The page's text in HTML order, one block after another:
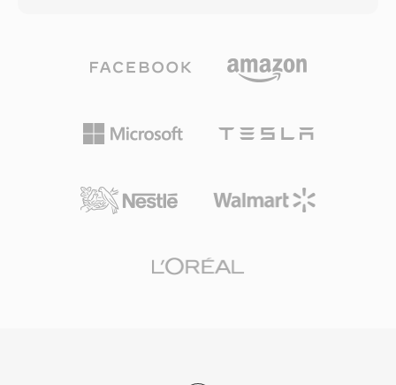
wieloplatformowe korzenie systemu PARIS na
Mac i PC. Po przejueciu Ensoniq przez E-mu
DAW PARIS zostal wycofany, ale pliki PAF
zarchiwizowanymi projektami w tym formacie.
Narzedzia takie jak SoX i libsndfile moga
zapewniajac dlugoterminowa dostepnosc.
konsekwentnie wykazuja, ze Vorbis zapewnia
przewyzszajaca MP3, szczegolnie w zakresie
96-192 kbps. Format obsluguje czestotliwosci
255 kanalow, pokrywajac wszystko — od
twoorcy gier, platformy streamingowe i